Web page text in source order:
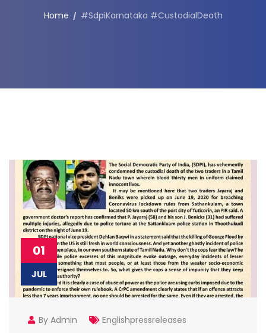
Home #SdpiKarnataka #CustodialDeath
01
JUL
By Admin Englishpressreleases